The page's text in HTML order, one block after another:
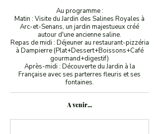
Au programme :
Matin : Visite du Jardin des Salines Royales à
Arc-et-Senans, un jardin majestueux créé
autour d'une ancienne saline.
Repas de midi : Déjeuner au restaurant-pizzéria
à Dampierre (Plat+Dessert+Boissons+Café
gourmand+digestif)
Après-midi : Découverte du Jardin à la
Française avec ses parterres fleuris et ses
fontaines.
A venir...